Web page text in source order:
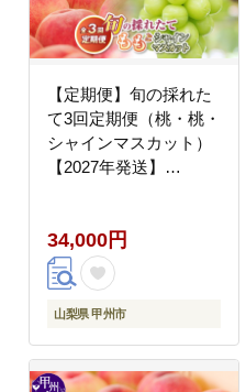
【定期便】旬の採れた
て3回定期便（桃・桃・
シャインマスカット）
【2027年発送】
34,000円
山梨県 甲州市